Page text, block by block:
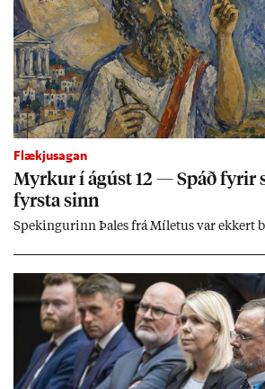
Flækjusagan
Myrk­ur í ág­úst 12 — Spáð fyr­ir
fyrsta sinn
Spek­ing­ur­inn Þa­les frá Míletus var ekk­ert